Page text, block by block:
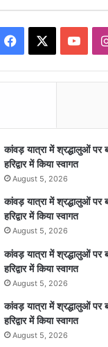
Facebook
कांवड़ यात्रा में श्रद्धालुओं पर
हरिद्वार में किया स्वागत
August 5, 2026
कांवड़ यात्रा में श्रद्धालुओं पर
हरिद्वार में किया स्वागत
August 5, 2026
कांवड़ यात्रा में श्रद्धालुओं पर
हरिद्वार में किया स्वागत
August 5, 2026
कांवड़ यात्रा में श्रद्धालुओं पर
हरिद्वार में किया स्वागत
August 5, 2026